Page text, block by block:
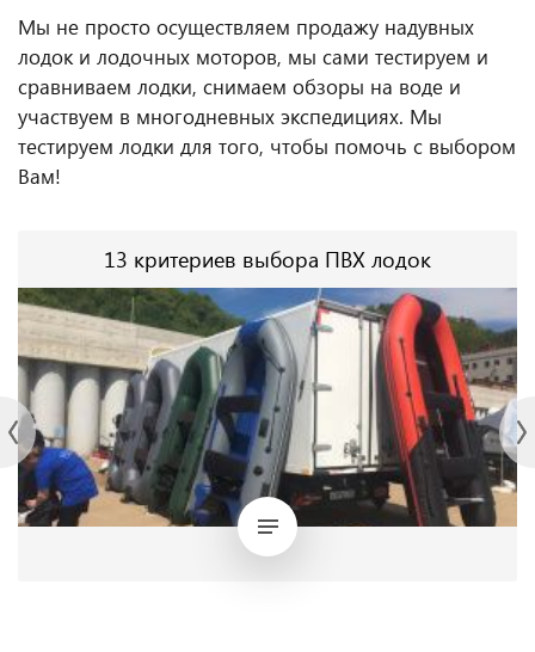
Мы не просто осуществляем продажу надувных
лодок и лодочных моторов, мы сами тестируем и
сравниваем лодки, снимаем обзоры на воде и
участвуем в многодневных экспедициях. Мы
тестируем лодки для того, чтобы помочь с выбором
Вам!
13 критериев выбора ПВХ лодок